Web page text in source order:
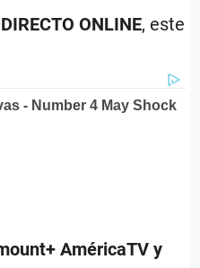
ONLINE, este
AméricaTV y